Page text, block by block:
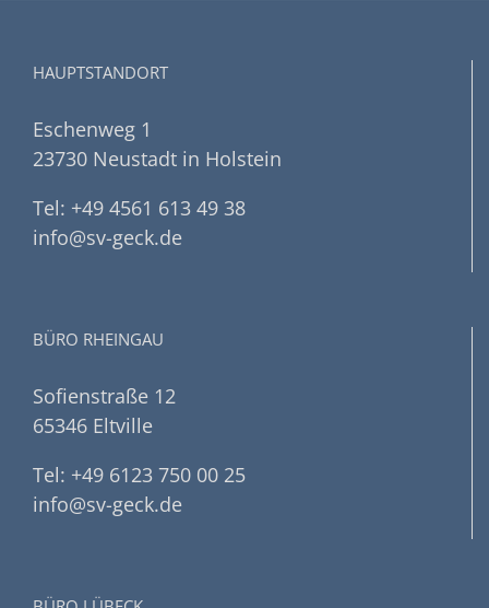
HAUPTSTANDORT
Eschenweg 1
23730 Neustadt in Holstein
Tel: +49 4561 613 49 38
info@sv-geck.de
BÜRO RHEINGAU
Sofienstraße 12
65346 Eltville
Tel: +49 6123 750 00 25
info@sv-geck.de